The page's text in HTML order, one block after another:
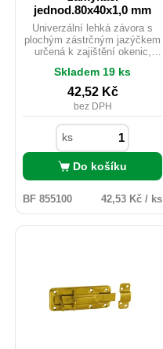
jednod.80x40x1,0 mm
Univerzální lehká závora s
plochým zástrčným jazýčkem
určená k zajištění okenic,
samovolnému otevření či
pohybu dvířek a vík.
Skladem 19 ks
42,52 Kč
bez DPH
ks
Do košíku
BF 855100 42,53 Kč / ks